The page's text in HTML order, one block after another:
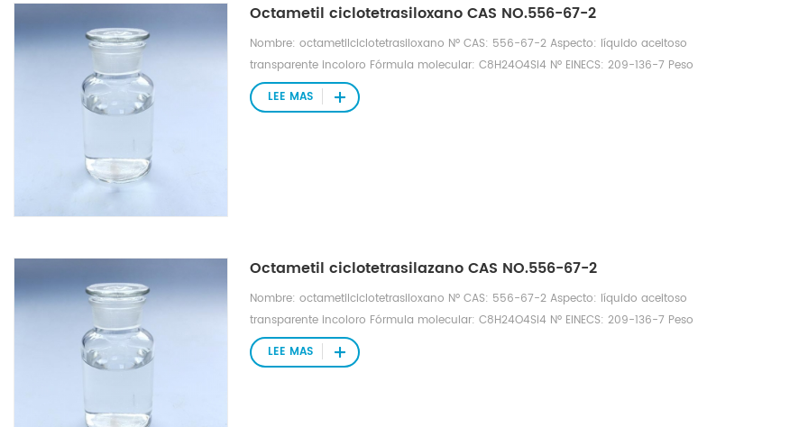
Octametil ciclotetrasiloxano CAS NO.556-67-2
Nombre: octametilciclotetrasiloxano Nº CAS: 556-67-2 Aspecto: líquido aceitoso
transparente incoloro Fórmula molecular: C8H24O4Si4 Nº EINECS: 209-136-7 Peso
molecular: 296,6158 Densidad: (25 ℃, g/cm3): 0,9558 Punto de fusión: 17,6 °C, punto
de ebullición 175,8 °C Índice de refracción (25 ℃): 1,3960~1,3970 Punto de ebullición:
LEE MAS
Octametil ciclotetrasilazano CAS NO.556-67-2
Nombre: octametilciclotetrasiloxano Nº CAS: 556-67-2 Aspecto: líquido aceitoso
transparente incoloro Fórmula molecular: C8H24O4Si4 Nº EINECS: 209-136-7 Peso
molecular: 296,6158 Densidad: (25 ℃, g/cm3): 0,9558 Punto de fusión: 17,6 °C, punto
de ebullición 175,8 °C Índice de refracción (25 ℃): 1,3960~1,3970 Punto de ebullición:
LEE MAS